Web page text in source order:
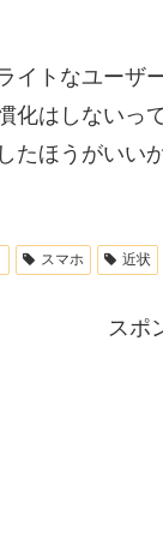
イトなユーザ
化はしないっ
たほうがいい
スマホ 近状
スポ